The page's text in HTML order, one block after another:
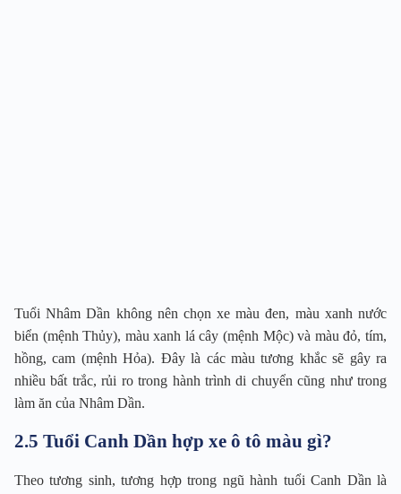
Tuổi Nhâm Dần không nên chọn xe màu đen, màu xanh nước
biển (mệnh Thủy), màu xanh lá cây (mệnh Mộc) và màu đỏ, tím,
hồng, cam (mệnh Hỏa). Đây là các màu tương khắc sẽ gây ra
nhiều bất trắc, rủi ro trong hành trình di chuyển cũng như trong
làm ăn của Nhâm Dần.
2.5 Tuổi Canh Dần hợp xe ô tô màu gì?
Theo tương sinh, tương hợp trong ngũ hành tuổi Canh Dần là